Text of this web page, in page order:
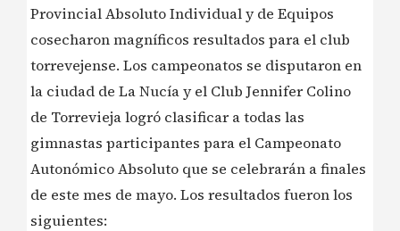
Provincial Absoluto Individual y de Equipos
cosecharon magníficos resultados para el club
torrevejense. Los campeonatos se disputaron en
la ciudad de La Nucía y el Club Jennifer Colino
de Torrevieja logró clasificar a todas las
gimnastas participantes para el Campeonato
Autonómico Absoluto que se celebrarán a finales
de este mes de mayo. Los resultados fueron los
siguientes: